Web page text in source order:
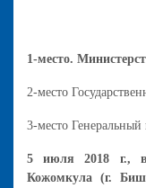
1-место.
2-место
3-место
5 июля 2018 г.,
Кожомкула (г.